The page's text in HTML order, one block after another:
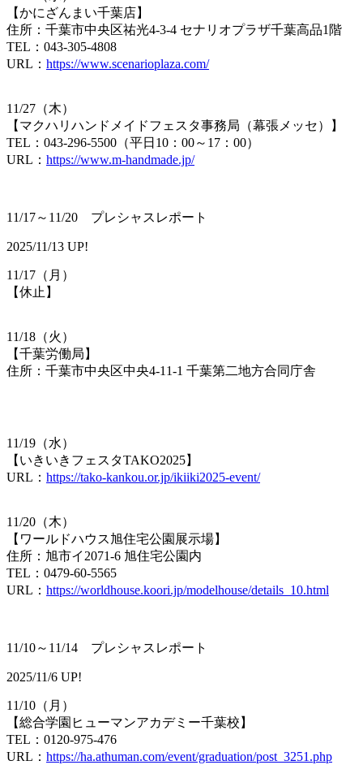
【​かにざんまい千葉店】
住所：千葉市中央区祐光4-3-4 セナリオプラザ千葉高品1階
TEL：043-305-4808
URL：​ https://www.scenarioplaza.com/
11/27（木）
【​マクハリハンドメイドフェスタ事務局（幕張メッセ）】
TEL：0​43-296-5500（平日10：00～17：00）
URL： https://www.m-handmade.jp/
11/17～11/20 プレシャスレポート
2025/11/13 UP!
11/17（月）
【​休止】
11/18（火）
【千葉労働局】
住所：千葉市中央区中央4-11-1 千葉第二地方合同庁舎
11/19（水）
【​いきいきフェスタTAKO2025】
URL：​ https://tako-kankou.or.jp/ikiiki2025-event/
11/20（木）
【​ワールドハウス旭住宅公園展示場】
住所：旭市イ2071-6 旭住宅公園内
TEL：0​479-60-5565
URL：​ https://worldhouse.koori.jp/modelhouse/details_10.html
11/10～11/14 プレシャスレポート
2025/11/6 UP!
11/10（月）
【​総合学園ヒューマンアカデミー千葉校】
TEL：0120-975-476
URL：​ https://ha.athuman.com/event/graduation/post_3251.php